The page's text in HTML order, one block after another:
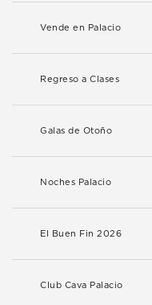
Vende en Palacio
Regreso a Clases
Galas de Otoño
Noches Palacio
El Buen Fin 2026
Club Cava Palacio